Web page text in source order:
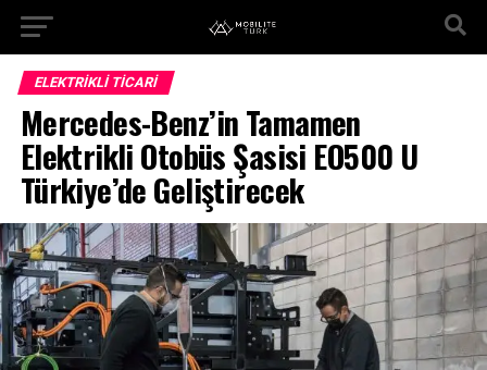
ELEKTRIKLI TICARI
Mercedes-Benz’in Tamamen
Elektrikli Otobüs Şasisi EO500 U
Türkiye’de Geliştirecek